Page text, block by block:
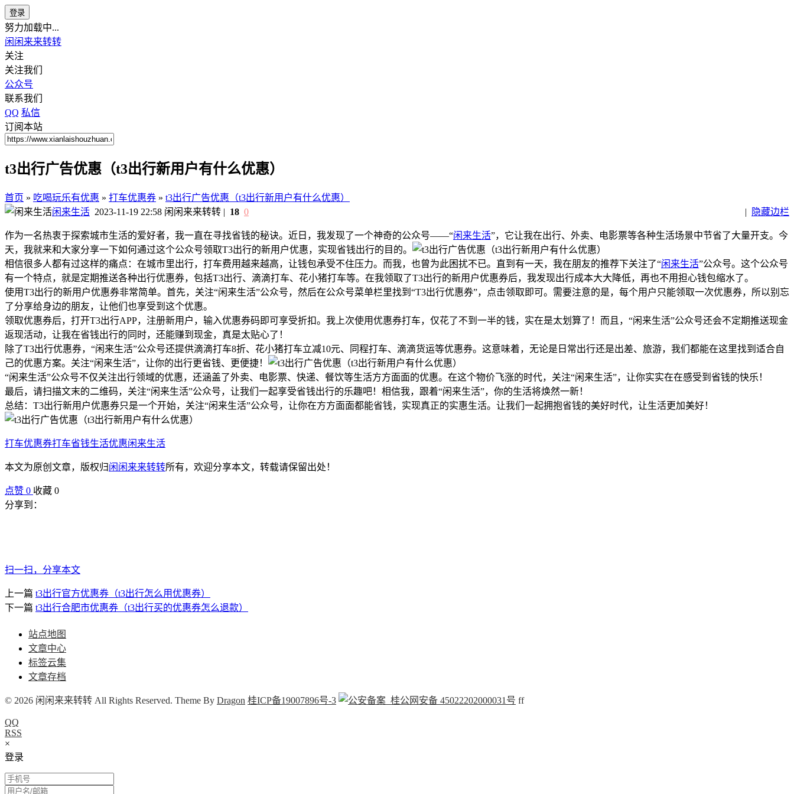
登录
努力加载中...
闲闲来来转转
关注
关注我们
公众号
联系我们
QQ 私信
订阅本站
t3出行广告优惠（t3出行新用户有什么优惠）
首页 » 吃喝玩乐有优惠 » 打车优惠券 » t3出行广告优惠（t3出行新用户有什么优惠）
闲来生活 2023-11-19 22:58 闲闲来来转转 | 隐藏边栏
| 18 0
作为一名热衷于探索城市生活的爱好者，我一直在寻找省钱的秘诀。近日，我发现了一个神奇的公众号——“闲来生活”，它让我在出行、外卖、电影票等各种生活场景中节省了大量开支。今
天，我就来和大家分享一下如何通过这个公众号领取T3出行的新用户优惠，实现省钱出行的目的。
相信很多人都有过这样的痛点：在城市里出行，打车费用越来越高，让钱包承受不住压力。而我，也曾为此困扰不已。直到有一天，我在朋友的推荐下关注了“闲来生活”公众号。这个公众号
有一个特点，就是定期推送各种出行优惠券，包括T3出行、滴滴打车、花小猪打车等。在我领取了T3出行的新用户优惠券后，我发现出行成本大大降低，再也不用担心钱包缩水了。
使用T3出行的新用户优惠券非常简单。首先，关注“闲来生活”公众号，然后在公众号菜单栏里找到“T3出行优惠券”，点击领取即可。需要注意的是，每个用户只能领取一次优惠券，所以别忘
了分享给身边的朋友，让他们也享受到这个优惠。
领取优惠券后，打开T3出行APP，注册新用户，输入优惠券码即可享受折扣。我上次使用优惠券打车，仅花了不到一半的钱，实在是太划算了！而且，“闲来生活”公众号还会不定期推送现金
返现活动，让我在省钱出行的同时，还能赚到现金，真是太贴心了！
除了T3出行优惠券，“闲来生活”公众号还提供滴滴打车8折、花小猪打车立减10元、同程打车、滴滴货运等优惠券。这意味着，无论是日常出行还是出差、旅游，我们都能在这里找到适合自
己的优惠方案。关注“闲来生活”，让你的出行更省钱、更便捷！
“闲来生活”公众号不仅关注出行领域的优惠，还涵盖了外卖、电影票、快递、餐饮等生活方方面面的优惠。在这个物价飞涨的时代，关注“闲来生活”，让你实实在在感受到省钱的快乐！
最后，请扫描文末的二维码，关注“闲来生活”公众号，让我们一起享受省钱出行的乐趣吧！相信我，跟着“闲来生活”，你的生活将焕然一新！
总结：T3出行新用户优惠券只是一个开始，关注“闲来生活”公众号，让你在方方面面都能省钱，实现真正的实惠生活。让我们一起拥抱省钱的美好时代，让生活更加美好！
打车优惠券打车省钱生活优惠闲来生活
本文为原创文章，版权归闲闲来来转转所有，欢迎分享本文，转载请保留出处！
点赞 0 收藏 0
分享到：
扫一扫，分享本文
上一篇 t3出行官方优惠券（t3出行怎么用优惠券）
下一篇 t3出行合肥市优惠券（t3出行买的优惠券怎么退款）
站点地图
文章中心
标签云集
文章存档
© 2026 闲闲来来转转 All Rights Reserved. Theme By Dragon 桂ICP备19007896号-3 桂公网安备 45022202000031号 ff
QQ
RSS
×
登录